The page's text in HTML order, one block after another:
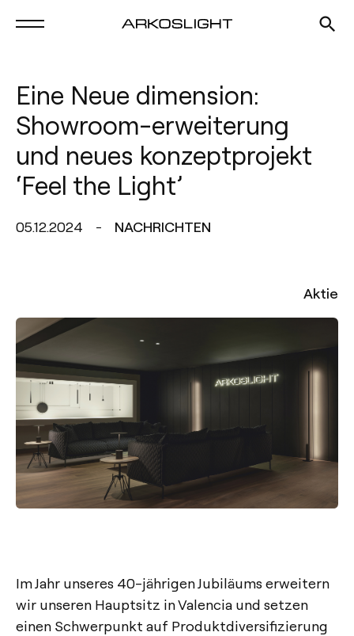
Eine Neue dimension:
Showroom-erweiterung
und neues konzeptprojekt
‘Feel the Light’
05.12.2024 NACHRICHTEN
Aktie
Im Jahr unseres 40-jährigen Jubiläums erweitern
wir unseren Hauptsitz in Valencia und setzen
einen Schwerpunkt auf Produktdiversifizierung